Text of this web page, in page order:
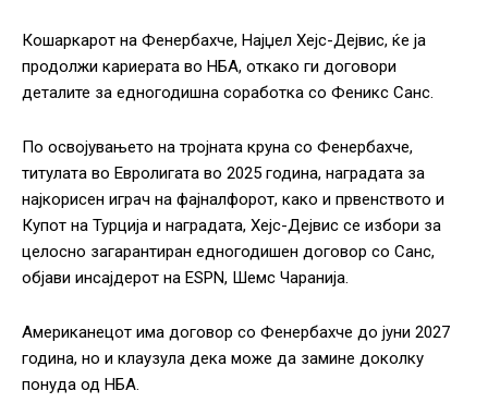
Кошаркарот на Фенербахче, Најџел Хејс-Дејвис, ќе ја
продолжи кариерата во НБА, откако ги договори
деталите за едногодишна соработка со Феникс Санс.
По освојувањето на тројната круна со Фенербахче,
титулата во Евролигата во 2025 година, наградата за
најкорисен играч на фајналфорот, како и првенството и
Купот на Турција и наградата, Хејс-Дејвис се избори за
целосно загарантиран едногодишен договор со Санс,
објави инсајдерот на ESPN, Шемс Чаранија.
Американецот има договор со Фенербахче до јуни 2027
година, но и клаузула дека може да замине доколку
понуда од НБА.